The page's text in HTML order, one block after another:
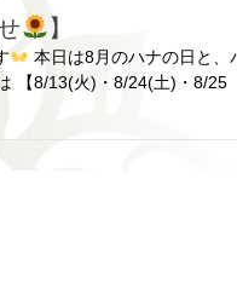
】
本日は8月のハナの日と、
【8/13(火)・8/24(土)・8/25